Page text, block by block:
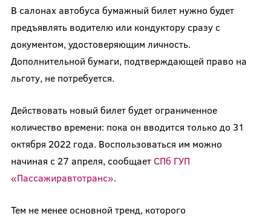
В салонах автобуса бумажный билет нужно будет
предъявлять водителю или кондуктору сразу с
документом, удостоверяющим личность.
Дополнительной бумаги, подтверждающей право на
льготу, не потребуется.
Действовать новый билет будет ограниченное
количество времени: пока он вводится только до 31
октября 2022 года. Воспользоваться им можно
начиная с 27 апреля, сообщает СПб ГУП
«Пассажиравтотранс».
Тем не менее основной тренд, которого